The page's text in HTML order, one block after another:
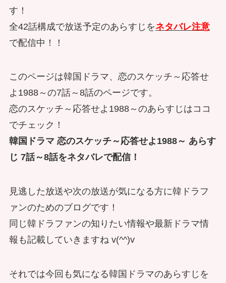
す！
全42話構成で放送予定のあらすじをネタバレ注意
で配信中！！
このページは韓国ドラマ、恋のスケッチ～応答せ
よ1988～の7話～8話のページです。
恋のスケッチ～応答せよ1988～のあらすじはココ
でチェック！
韓国ドラマ 恋のスケッチ～応答せよ1988～ あらす
じ 7話～8話をネタバレで配信！
見逃した放送や次の放送が気になる方に韓ドラフ
ァンのためのブログです！
同じ韓ドラファンの知りたい情報や最新ドラマ情
報も記載していきますね v(^^)v
それでは今回も気になる韓国ドラマのあらすじを